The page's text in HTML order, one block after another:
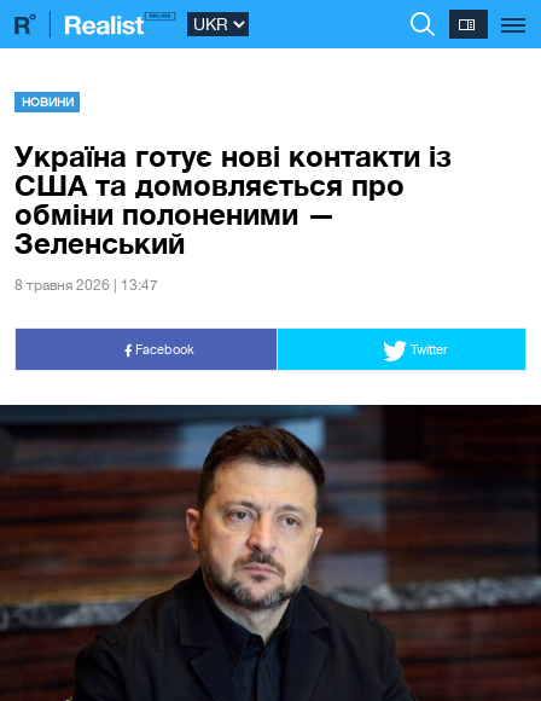
НОВИНИ
Україна готує нові контакти із
США та домовляється про
обміни полоненими —
Зеленський
8 травня 2026 | 13:47
Facebook Twitter